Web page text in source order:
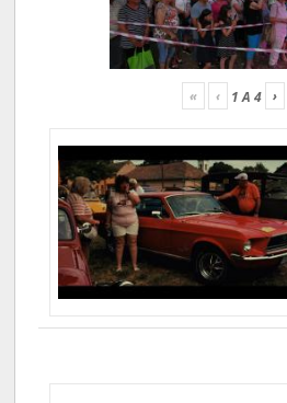
« ‹ 1A 4 ›